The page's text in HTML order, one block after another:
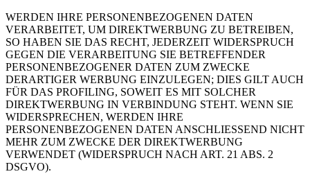
WERDEN IHRE PERSONENBEZOGENEN DATEN
VERARBEITET, UM DIREKTWERBUNG ZU BETREIBEN,
SO HABEN SIE DAS RECHT, JEDERZEIT WIDERSPRUCH
GEGEN DIE VERARBEITUNG SIE BETREFFENDER
PERSONENBEZOGENER DATEN ZUM ZWECKE
DERARTIGER WERBUNG EINZULEGEN; DIES GILT AUCH
FÜR DAS PROFILING, SOWEIT ES MIT SOLCHER
DIREKTWERBUNG IN VERBINDUNG STEHT. WENN SIE
WIDERSPRECHEN, WERDEN IHRE
PERSONENBEZOGENEN DATEN ANSCHLIESSEND NICHT
MEHR ZUM ZWECKE DER DIREKTWERBUNG
VERWENDET (WIDERSPRUCH NACH ART. 21 ABS. 2
DSGVO).